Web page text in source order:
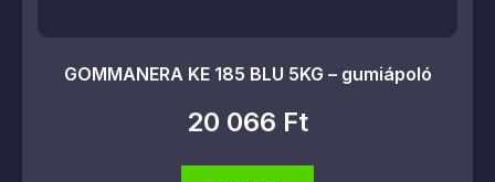
GOMMANERA KE 185 BLU 5KG – gumiápoló
20 066 Ft